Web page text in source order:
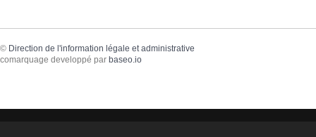
© Direction de l'information légale et administrative
comarquage developpé par baseo.io